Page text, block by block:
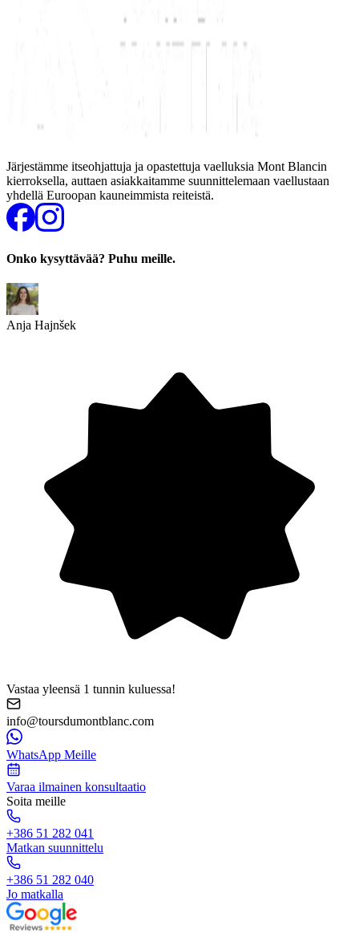
Järjestämme itseohjattuja ja opastettuja vaelluksia Mont Blancin
kierroksella, auttaen asiakkaitamme suunnittelemaan vaellustaan
yhdellä Euroopan kauneimmista reiteistä.
Onko kysyttävää? Puhu meille.
Anja Hajnšek
Vastaa yleensä 1 tunnin kuluessa!
info@toursdumontblanc.com
WhatsApp Meille
Varaa ilmainen konsultaatio
Soita meille
+386 51 282 041
Matkan suunnittelu
+386 51 282 040
Jo matkalla